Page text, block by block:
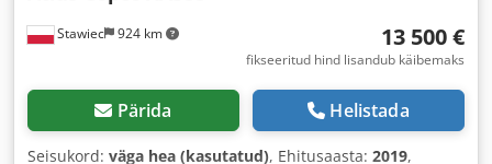
Stawiec 924 km 13 500 €
fikseeritud hind lisandub käibemaks
Pärida Helistada
Seisukord: väga hea (kasutatud), Ehitusaasta: 2019,